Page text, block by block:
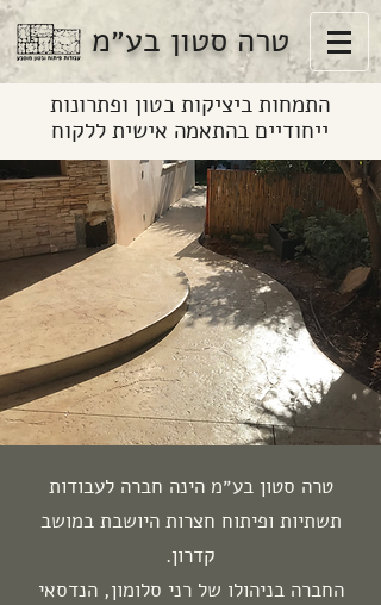
טרה סטון בע״מ
התמחות ביציקות בטון ופתרונות
ייחודיים בהתאמה אישית ללקוח
טרה סטון בע״מ הינה חברה לעבודות
תשתיות ופיתוח חצרות היושבת במושב
קדרון.
החברה בניהולו של רני סלומון, הנדסאי